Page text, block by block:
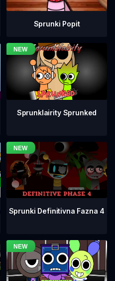
Sprunki Popit
Sprunklairity Sprunked
Sprunki Definitivna Fazna 4